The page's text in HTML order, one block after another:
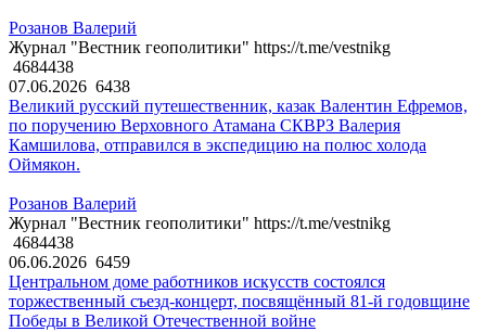
Розанов Валерий
Журнал "Вестник геополитики" https://t.me/vestnikg
4684438
07.06.2026 6438
Великий русский путешественник, казак Валентин Ефремов,
по поручению Верховного Атамана СКВРЗ Валерия
Камшилова, отправился в экспедицию на полюс холода
Оймякон.
Розанов Валерий
Журнал "Вестник геополитики" https://t.me/vestnikg
4684438
06.06.2026 6459
Центральном доме работников искусств состоялся
торжественный съезд-концерт, посвящённый 81-й годовщине
Победы в Великой Отечественной войне